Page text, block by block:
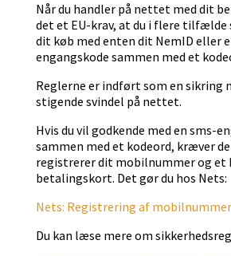
Når du handler på nettet med dit
det et EU-krav, at du i flere tilfælde
dit køb med enten dit NemID eller
engangskode sammen med et
Reglerne er indført som en sikring
stigende svindel på nettet.
Hvis du vil godkende med en sms-
sammen med et kodeord, kræver
registrerer dit mobilnummer og et
betalingskort. Det gør du hos Nets:
Nets: Registrering af
Du kan læse mere om